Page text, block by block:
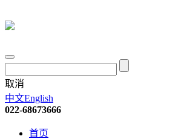
取消
中文English
022-68673666
首页